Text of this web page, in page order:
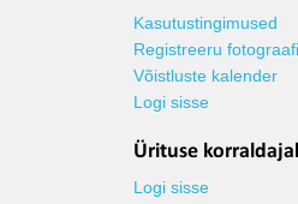
Kasutustingimused
Registreeru
Võistluste kalender
Logi sisse
Ürituse
Logi sisse